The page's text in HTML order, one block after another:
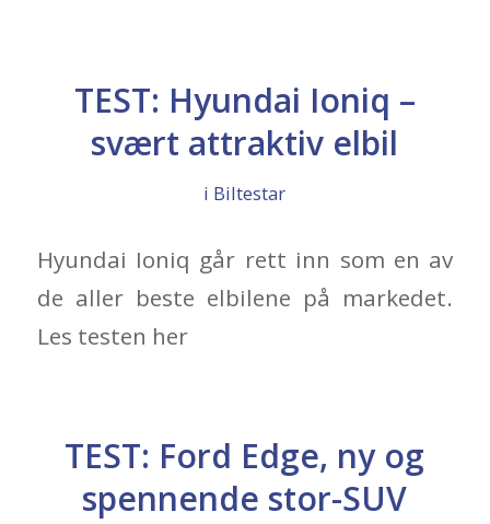
TEST: Hyundai Ioniq –
svært attraktiv elbil
i Biltestar
Hyundai Ioniq går rett inn som en av
de aller beste elbilene på markedet.
Les testen her
TEST: Ford Edge, ny og
spennende stor-SUV